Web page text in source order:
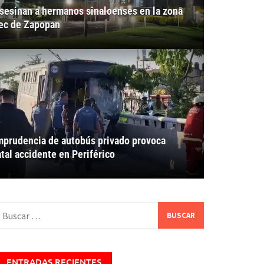
a hermanos sinaloenses en la zona
de Zapopan
de autobús privado provoca
accidente en Periférico
ENTRADAS RECIENTES